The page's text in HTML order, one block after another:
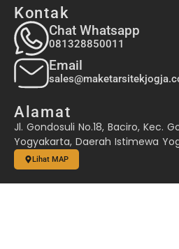
Kontak
Chat Whatsapp
081328850011
Email
Alamat
Jl. Gondosuli No.18, Baciro, Kec.
Yogyakarta, Daerah Istimewa
Lihat MAP